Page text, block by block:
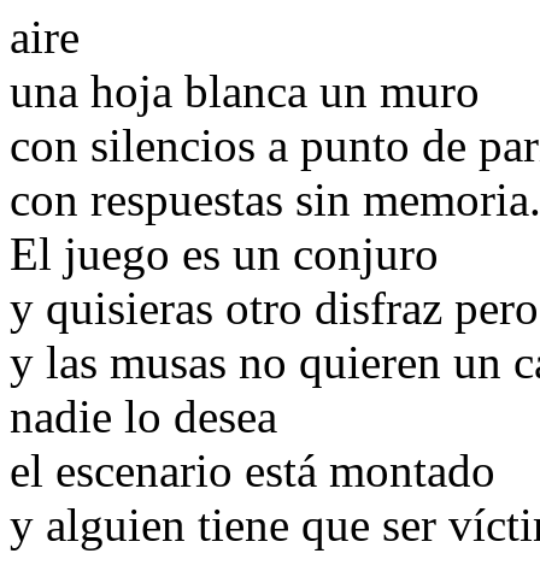
aire
una hoja blanca un muro
con silencios a punto de
con respuestas sin memoria.
El juego es un conjuro
y quisieras otro disfraz
y las musas no quieren un
nadie lo desea
el escenario está montado
y alguien tiene que ser